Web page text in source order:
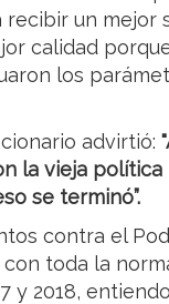
recibir un mejor
calidad
los
advirtió:
la vieja
se terminó”.
contra el
con toda la
y 2018,